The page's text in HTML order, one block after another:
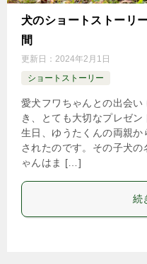
犬のショートストーリ
間
更新日： 2024年2月1日
ショートストーリー
愛犬フワちゃんとの出会い
き、とても大切なプレゼ
生日、ゆうたくんの両親か
されたのです。その子犬
ゃんはま […]
続